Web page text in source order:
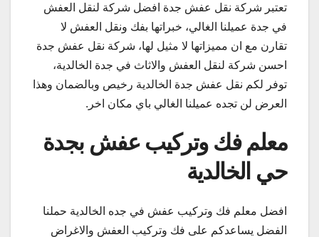
تعتبر شركة نقل عفش جدة افضل شركة لنقل العفش
في جدة عميلنا الغالي، خبراتها بفك ونقل العفش لا
تقارن مع ان مميزاتها لا مثيل لها، شركة نقل عفش جدة
احسن شركة لنقل العفش والاثاث في جدة الخالدية،
توفر لكم نقل عفش جدة الخالدية رخيص وبالضمان وهذا
العرض لن تجده عميلنا الغالي باي مكان اخر.
معلم فك وتركيب عفش بجدة
حي الخالدية
افضل معلم فك وتركيب عفش في جده الخالدية حملنا
الفضل يساعدكم على فك وتركيب العفش والاغراض